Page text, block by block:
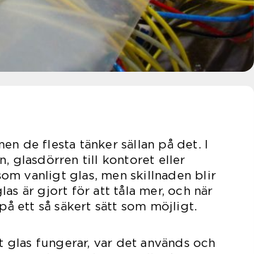
de flesta tänker sällan på det. I
glasdörren till kontoret eller
vanligt glas, men skillnaden blir
är gjort för att tåla mer, och när
ett så säkert sätt som möjligt.
fungerar, var det används och